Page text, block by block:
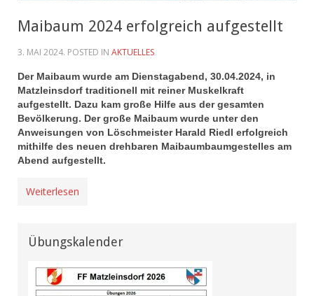
Maibaum 2024 erfolgreich aufgestellt
3. MAI 2024. POSTED IN AKTUELLES
Der Maibaum wurde am Dienstagabend, 30.04.2024, in
Matzleinsdorf traditionell mit reiner Muskelkraft
aufgestellt. Dazu kam große Hilfe aus der gesamten
Bevölkerung. Der große Maibaum wurde unter den
Anweisungen von Löschmeister Harald Riedl erfolgreich
mithilfe des neuen drehbaren Maibaumbaumgestelles am
Abend aufgestellt.
Weiterlesen
Übungskalender